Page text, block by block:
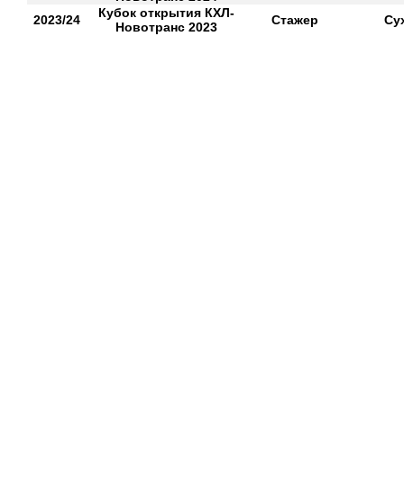
2023/24
Кубок открытия КХЛ-
Новотранс 2023
Стажер